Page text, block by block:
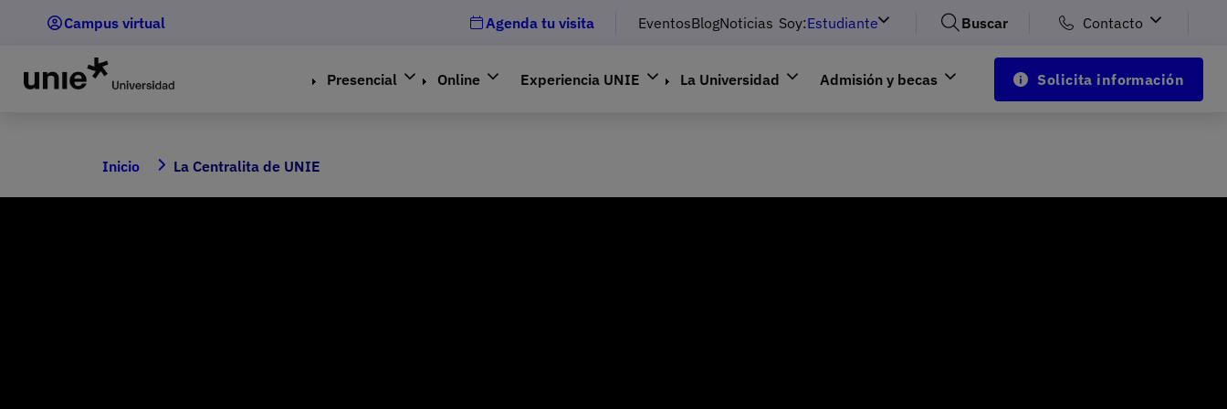
principal
Campus virtual Agenda tu visita EventosBlogNoticias Soy:Estudiante Buscar Contacto
Presencial Online Experiencia UNIE La Universidad Admisión y becas Solicita información
Inicio La Centralita de UNIE